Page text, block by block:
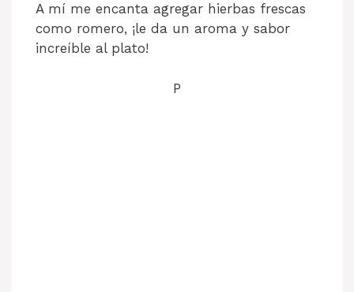
A mí me encanta agregar hierbas frescas
como romero, ¡le da un aroma y sabor
increíble al plato!
P